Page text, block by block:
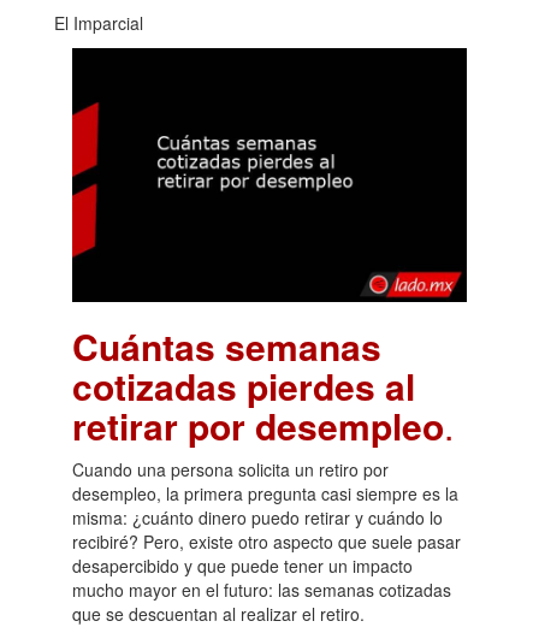
El Imparcial
Cuántas semanas
cotizadas pierdes al
retirar por desempleo.
Cuando una persona solicita un retiro por
desempleo, la primera pregunta casi siempre es la
misma: ¿cuánto dinero puedo retirar y cuándo lo
recibiré? Pero, existe otro aspecto que suele pasar
desapercibido y que puede tener un impacto
mucho mayor en el futuro: las semanas cotizadas
que se descuentan al realizar el retiro.